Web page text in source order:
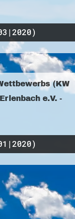
(KW
e.V. -